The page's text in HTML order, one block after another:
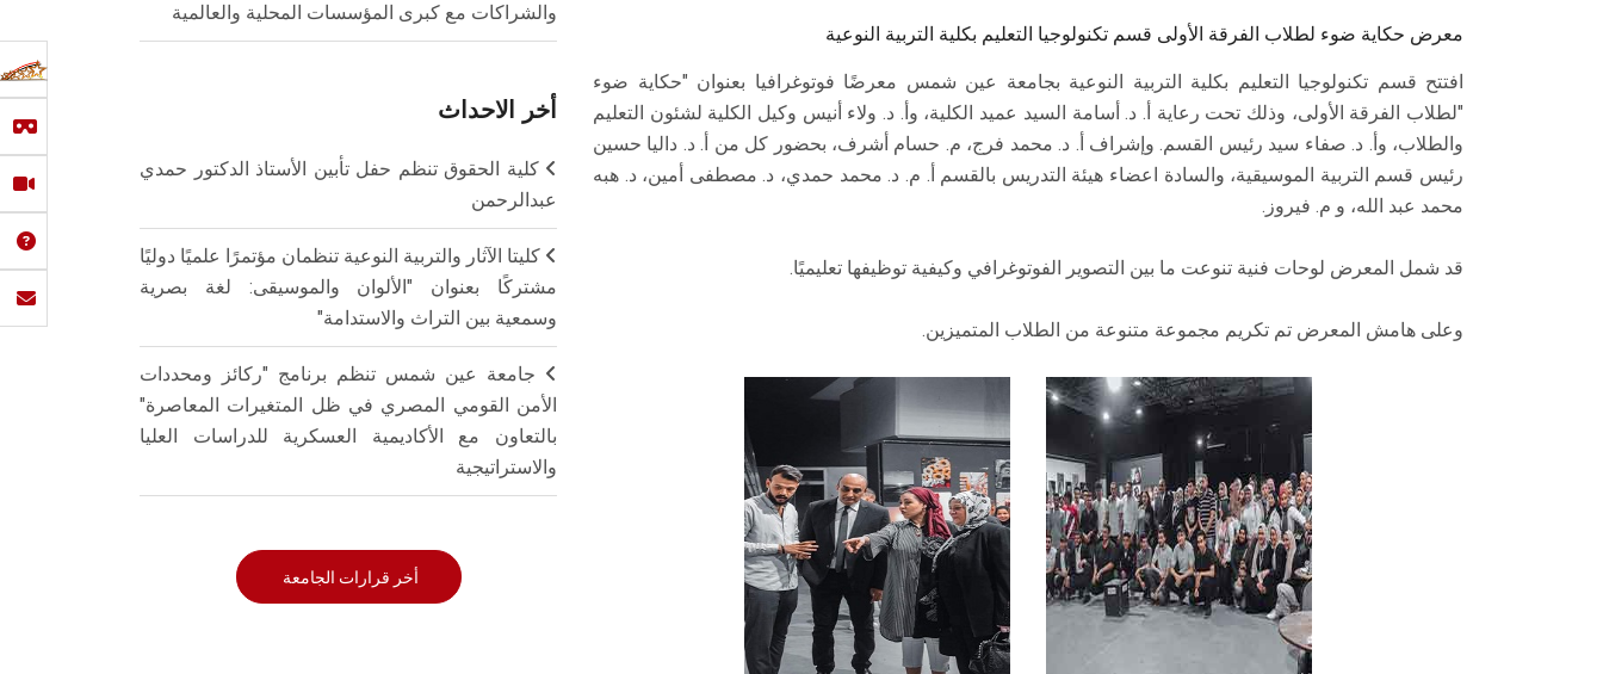
معرض حكاية ضوء لطلاب الفرقة الأولى قسم تكنولوجيا التعليم بكلية التربية النوعية
افتتح قسم تكنولوجيا التعليم بكلية التربية النوعية بجامعة عين شمس معرضًا فوتوغرافيا بعنوان "حكاية ضوء
"لطلاب الفرقة الأولى، وذلك تحت رعاية أ. د. أسامة السيد عميد الكلية، وأ. د. ولاء أنيس وكيل الكلية لشئون التعليم
والطلاب، وأ. د. صفاء سيد رئيس القسم. وإشراف أ. د. محمد فرج، م. حسام أشرف، بحضور كل من أ. د. داليا حسين
رئيس قسم التربية الموسيقية، والسادة اعضاء هيئة التدريس بالقسم أ. م. د. محمد حمدي، د. مصطفى أمين، د. هبه
محمد عبد الله، و م. فيروز.
قد شمل المعرض لوحات فنية تنوعت ما بين التصوير الفوتوغرافي وكيفية توظيفها تعليميًا.
وعلى هامش المعرض تم تكريم مجموعة متنوعة من الطلاب المتميزين.
والشراكات مع كبرى المؤسسات المحلية والعالمية
أخر الاحداث
كلية الحقوق تنظم حفل تأبين الأستاذ الدكتور حمدي
عبدالرحمن
كليتا الآثار والتربية النوعية تنظمان مؤتمرًا علميًا دوليًا
مشتركًا بعنوان "الألوان والموسيقى: لغة بصرية
وسمعية بين التراث والاستدامة"
جامعة عين شمس تنظم برنامج "ركائز ومحددات
الأمن القومي المصري في ظل المتغيرات المعاصرة"
بالتعاون مع الأكاديمية العسكرية للدراسات العليا
والاستراتيجية
أخر قرارات الجامعة